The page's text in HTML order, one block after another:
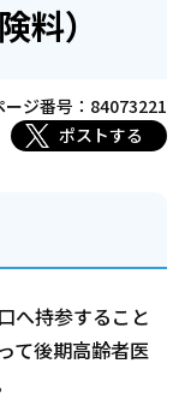
料）
ージ番号：84073221
ポストする
へ持参すること
て後期高齢者医